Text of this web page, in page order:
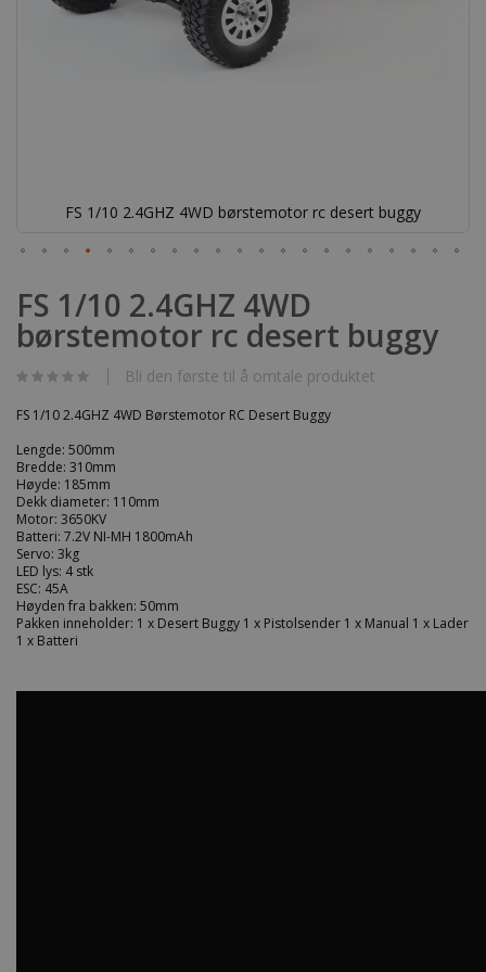
FS 1/10 2.4GHZ 4WD børstemotor rc desert buggy
til
begynnelsen
av
bildegalleri
FS 1/10 2.4GHZ 4WD
børstemotor rc desert buggy
Bli den første til å omtale produktet
FS 1/10 2.4GHZ 4WD Børstemotor RC Desert Buggy
Lengde: 500mm
Bredde: 310mm
Høyde: 185mm
Dekk diameter: 110mm
Motor: 3650KV
Batteri: 7.2V NI-MH 1800mAh
Servo: 3kg
LED lys: 4 stk
ESC: 45A
Høyden fra bakken: 50mm
Pakken inneholder: 1 x Desert Buggy 1 x Pistolsender 1 x Manual 1 x Lader
1 x Batteri